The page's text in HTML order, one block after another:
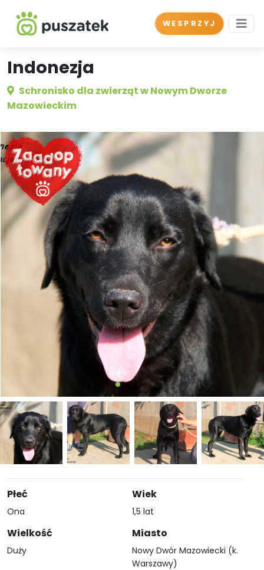
WESPRZYJ
Indonezja
Schronisko dla zwierząt w Nowym Dworze
Mazowieckim
Płeć
Ona
Wielkość
Duży
Wiek
1,5 lat
Miasto
Nowy Dwór Mazowiecki (k.
Warszawy)